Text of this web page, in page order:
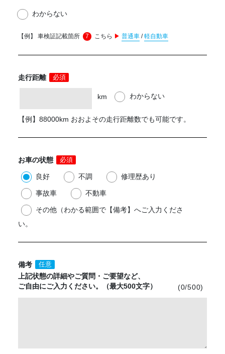
わからない
【例】 車検証記載箇所 7 こちら ▶ 普通車 /軽自動車
走行距離 必須
km わからない
【例】88000km おおよその走行距離数でも可能です。
お車の状態 必須
良好 不調 修理歴あり
事故車 不動車
その他（わかる範囲で【備考】へご入力くださ
い。
備考 任意
上記状態の詳細やご質問・ご要望など、
ご自由にご入力ください。
（最大500文字） (0/500)